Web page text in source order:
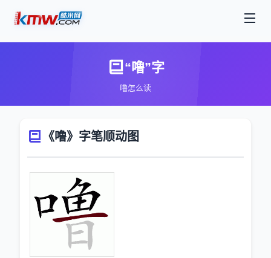
“噜”字
噜怎么读
《噜》字笔顺动图